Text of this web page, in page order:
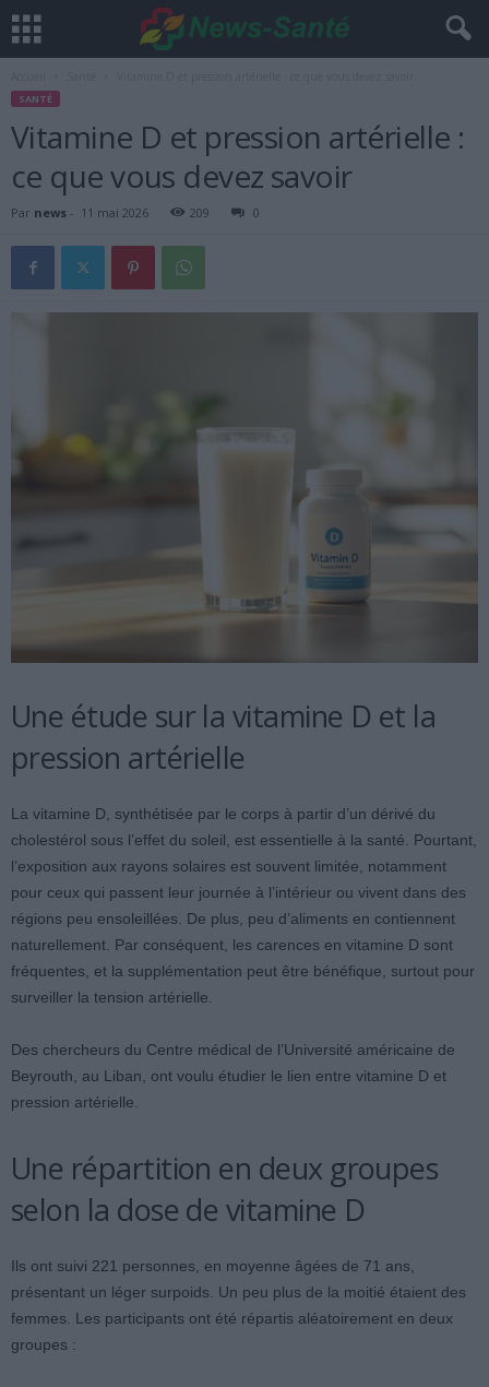
SANTÉ
Vitamine D et pression artérielle :
ce que vous devez savoir
Par news - 11 mai 2026 209 0
Une étude sur la vitamine D et la
pression artérielle
La vitamine D, synthétisée par le corps à partir d’un dérivé du
cholestérol sous l’effet du soleil, est essentielle à la santé. Pourtant,
l’exposition aux rayons solaires est souvent limitée, notamment
pour ceux qui passent leur journée à l’intérieur ou vivent dans des
régions peu ensoleillées. De plus, peu d’aliments en contiennent
naturellement. Par conséquent, les carences en vitamine D sont
fréquentes, et la supplémentation peut être bénéfique, surtout pour
surveiller la tension artérielle.
Des chercheurs du Centre médical de l’Université américaine de
Beyrouth, au Liban, ont voulu étudier le lien entre vitamine D et
pression artérielle.
Une répartition en deux groupes
selon la dose de vitamine D
Ils ont suivi 221 personnes, en moyenne âgées de 71 ans,
présentant un léger surpoids. Un peu plus de la moitié étaient des
femmes. Les participants ont été répartis aléatoirement en deux
groupes :